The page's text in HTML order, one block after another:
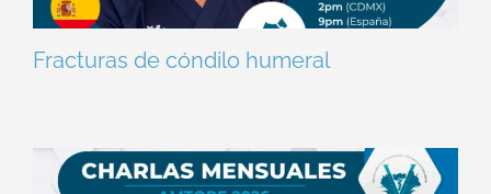
Fracturas de cóndilo humeral